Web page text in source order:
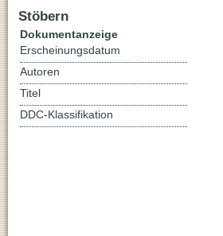
Stöbern
Dokumentanzeige
Erscheinungsdatum
Autoren
Titel
DDC-Klassifikation